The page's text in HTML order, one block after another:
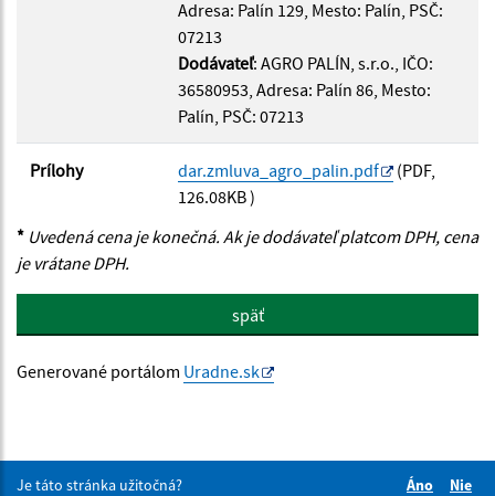
Adresa: Palín 129, Mesto: Palín, PSČ:
07213
Dodávateľ: AGRO PALÍN, s.r.o., IČO:
36580953, Adresa: Palín 86, Mesto:
Palín, PSČ: 07213
Prílohy dar.zmluva_agro_palin.pdf
(PDF,
126.08KB )
* Uvedená cena je konečná. Ak je dodávateľ platcom DPH, cena
je vrátane DPH.
späť
Generované portálom Uradne.sk
Je táto stránka užitočná?
Áno
Nie